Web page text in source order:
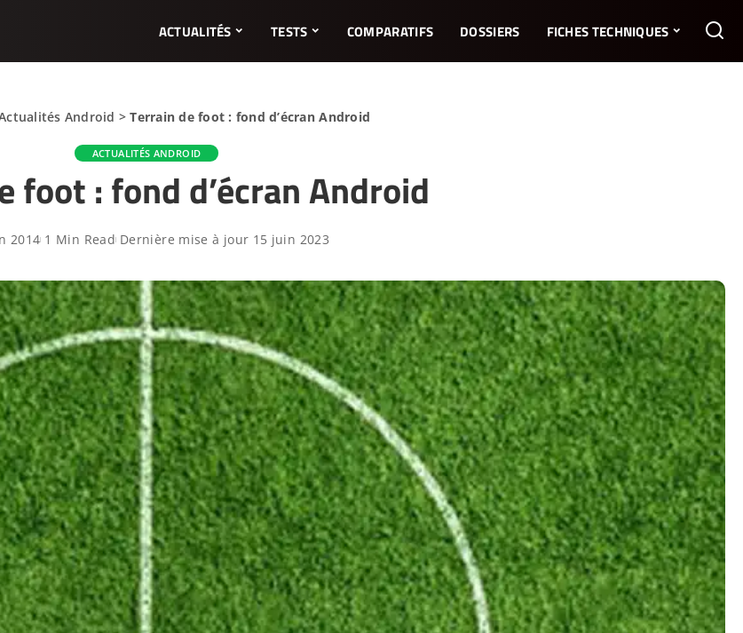
ACTUALITÉS TESTS COMPARATIFS DOSSIERS FICHES TECHNIQUES
Android >Terrain de foot : fond d’écran Android
ACTUALITÉS ANDROID
foot : fond d’écran Android
2014 1 Min Read Dernière mise à jour 15 juin 2023